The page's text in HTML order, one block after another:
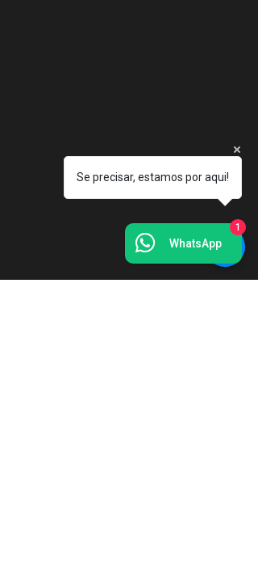
Se precisar, estamos por aqui!
WhatsApp
1